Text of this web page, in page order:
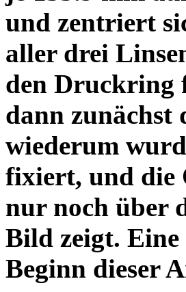
und zentriert
aller drei
den Druckring
dann
wiederum
fixiert, und die
nur noch über
Bild zeigt.
Beginn dieser